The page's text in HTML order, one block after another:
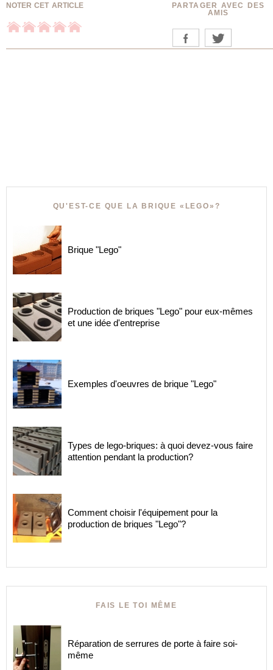
NOTER CET ARTICLE
PARTAGER AVEC DES
AMIS
QU'EST-CE QUE LA BRIQUE «LEGO»?
Brique "Lego"
Production de briques "Lego" pour eux-mêmes
et une idée d'entreprise
Exemples d'oeuvres de brique "Lego"
Types de lego-briques: à quoi devez-vous faire
attention pendant la production?
Comment choisir l'équipement pour la
production de briques "Lego"?
FAIS LE TOI MÊME
Réparation de serrures de porte à faire soi-
même